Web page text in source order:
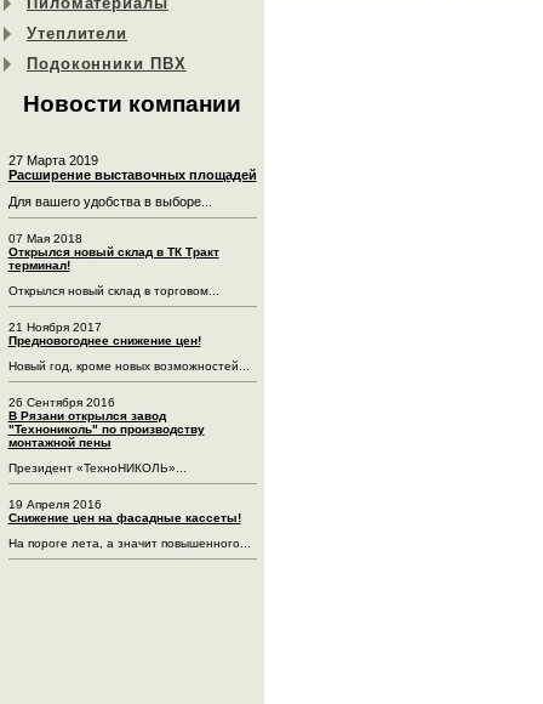
Утеплители
Подоконники ПВХ
Новости компании
27 Марта 2019
Расширение выставочных площадей
Для вашего удобства в выборе...
07 Мая 2018
Открылся новый склад в ТК Тракт
терминал!
Открылся новый склад в торговом...
21 Ноября 2017
Предновогоднее снижение цен!
Новый год, кроме новых возможностей...
26 Сентября 2016
В Рязани открылся завод
"Технониколь" по производству
монтажной пены
Президент «ТехноНИКОЛЬ»...
19 Апреля 2016
Снижение цен на фасадные кассеты!
На пороге лета, а значит повышенного...